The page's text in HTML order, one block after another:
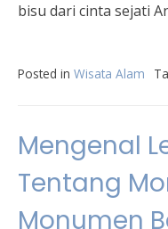
bisu dari cinta sejati
Posted in Wisata Alam
Mengenal
Tentang
Monumen